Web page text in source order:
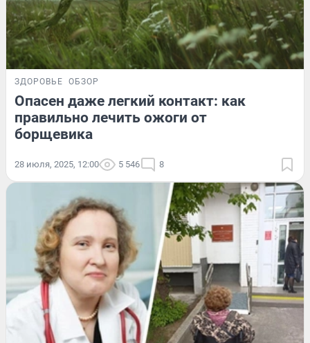
ЗДОРОВЬЕ ОБЗОР
Опасен даже легкий контакт: как
правильно лечить ожоги от
борщевика
28 июля, 2025, 12:00 5 546 8